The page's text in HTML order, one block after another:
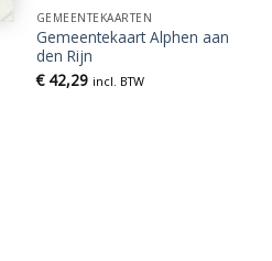
GEMEENTEKAARTEN
Gemeentekaart Alphen aan
den Rijn
€42,29 incl. BTW